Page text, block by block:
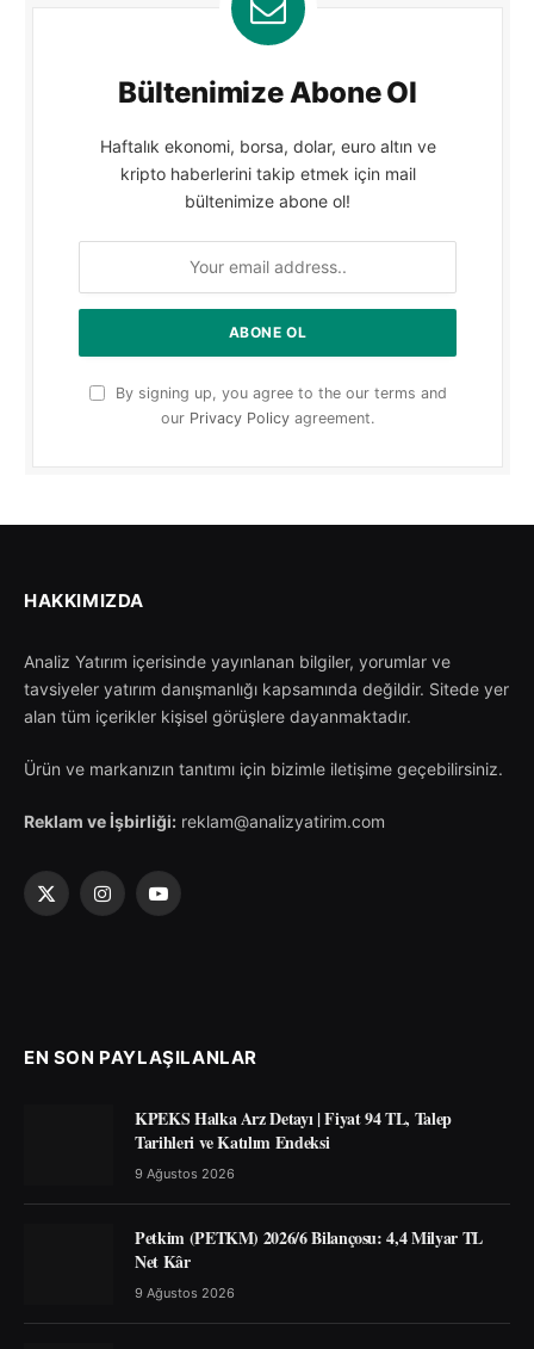
Bültenimize Abone Ol
Haftalık ekonomi, borsa, dolar, euro altın ve
kripto haberlerini takip etmek için mail
bültenimize abone ol!
By signing up, you agree to the our terms and
our Privacy Policy agreement.
HAKKIMIZDA
Analiz Yatırım içerisinde yayınlanan bilgiler, yorumlar ve
tavsiyeler yatırım danışmanlığı kapsamında değildir. Sitede yer
alan tüm içerikler kişisel görüşlere dayanmaktadır.
Ürün ve markanızın tanıtımı için bizimle iletişime geçebilirsiniz.
Reklam ve İşbirliği: reklam@analizyatirim.com
X
InstagramYouTube
EN SON PAYLAŞILANLAR
KPEKS Halka Arz Detayı | Fiyat 94 TL, Talep
Tarihleri ve Katılım Endeksi
9 Ağustos 2026
Petkim (PETKM) 2026/6 Bilançosu: 4,4 Milyar TL
Net Kâr
9 Ağustos 2026